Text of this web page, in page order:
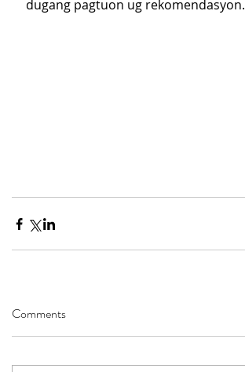
dugang pagtuon ug rekomendasyon.
Comments